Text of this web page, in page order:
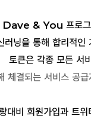
Dave & You 프로
러닝을 통해 합리적인
토큰은 각종 모든 서
결되는 서비스 공급
대비 회원가입과 트